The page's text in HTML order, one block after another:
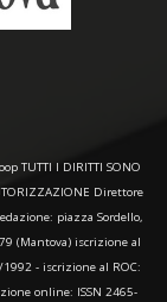
TUTTI I DIRITTI SONO
Direttore
piazza Sordello,
(Mantova) iscrizione al
- iscrizione al ROC:
online: ISSN 2465-